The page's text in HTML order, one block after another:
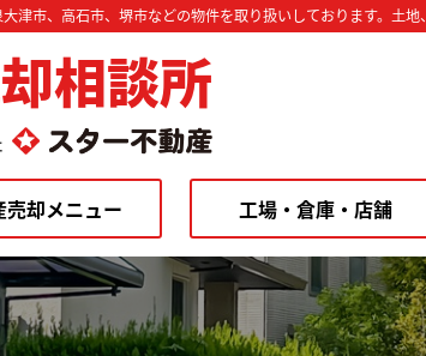
津市、高石市、堺市などの物件を取り扱いしております。土
相談所
売却メニュー 工場・倉庫・店舗